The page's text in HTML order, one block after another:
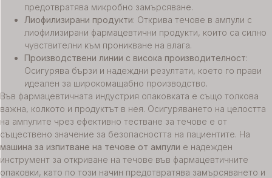
предотвратява микробно замърсяване.
Лиофилизирани продукти: Открива течове в ампули с
лиофилизирани фармацевтични продукти, които са силно
чувствителни към проникване на влага.
Производствени линии с висока производителност:
Осигурява бързи и надеждни резултати, което го прави
идеален за широкомащабно производство.
Във фармацевтичната индустрия опаковката е също толкова
важна, колкото и продуктът в нея. Осигуряването на целостта
на ампулите чрез ефективно тестване за течове е от
съществено значение за безопасността на пациентите. На
машина за изпитване на течове от ампули е надежден
инструмент за откриване на течове във фармацевтичните
опаковки, като по този начин предотвратява замърсяването и